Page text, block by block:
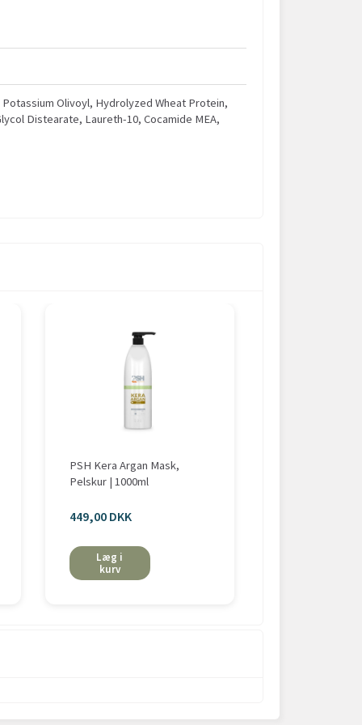
Olivoyl, Hydrolyzed Wheat Protein,
Distearate, Laureth-10, Cocamide MEA,
PSH Kera Argan Mask,
Pelskur | 1000ml
449,00 DKK
Læg i
kurv